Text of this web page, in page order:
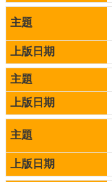
私
權
告
資
訊
安
全
政
策